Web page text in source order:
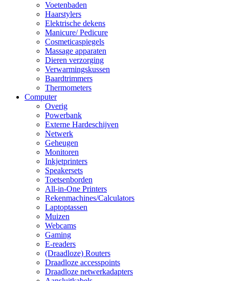
Voetenbaden
Haarstylers
Elektrische dekens
Manicure/ Pedicure
Cosmeticaspiegels
Massage apparaten
Dieren verzorging
Verwarmingskussen
Baardtrimmers
Thermometers
Computer
Overig
Powerbank
Externe Hardeschijven
Netwerk
Geheugen
Monitoren
Inkjetprinters
Speakersets
Toetsenborden
All-in-One Printers
Rekenmachines/Calculators
Laptoptassen
Muizen
Webcams
Gaming
E-readers
(Draadloze) Routers
Draadloze accesspoints
Draadloze netwerkadapters